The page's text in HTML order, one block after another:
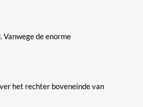
de enorme
het rechter boveneinde van